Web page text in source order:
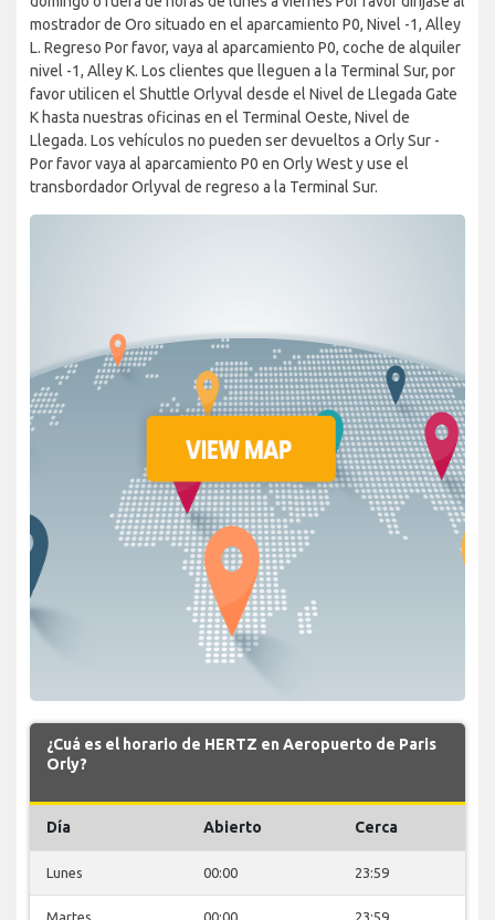
mostrador de Oro situado en el aparcamiento P0, Nivel -1, Alley
L. Regreso Por favor, vaya al aparcamiento P0, coche de alquiler
nivel -1, Alley K. Los clientes que lleguen a la Terminal Sur, por
favor utilicen el Shuttle Orlyval desde el Nivel de Llegada Gate
K hasta nuestras oficinas en el Terminal Oeste, Nivel de
Llegada. Los vehículos no pueden ser devueltos a Orly Sur -
Por favor vaya al aparcamiento P0 en Orly West y use el
transbordador Orlyval de regreso a la Terminal Sur.
¿Cuá es el horario de HERTZ en Aeropuerto de Paris
Orly?
Día Abierto Cerca
Lunes 00:00 23:59
Martes 00:00 23:59